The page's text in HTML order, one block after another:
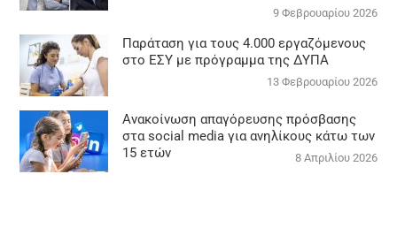
9 Φεβρουαρίου 2026
Παράταση για τους 4.000 εργαζόμενους
στο ΕΣΥ με πρόγραμμα της ΔΥΠΑ
13 Φεβρουαρίου 2026
Ανακοίνωση απαγόρευσης πρόσβασης
στα social media για ανηλίκους κάτω των
15 ετών
8 Απριλίου 2026